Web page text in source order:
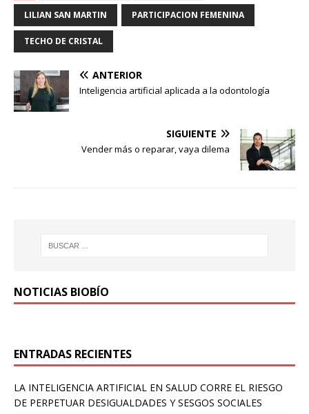
LILIAN SAN MARTIN PARTICIPACION FEMENINA
TECHO DE CRISTAL
ANTERIOR
Inteligencia artificial aplicada a la odontología
SIGUIENTE
Vender más o reparar, vaya dilema
NOTICIAS BIOBÍO
ENTRADAS RECIENTES
LA INTELIGENCIA ARTIFICIAL EN SALUD CORRE EL RIESGO
DE PERPETUAR DESIGUALDADES Y SESGOS SOCIALES